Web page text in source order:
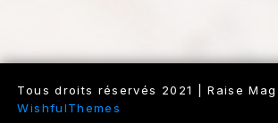
Tous droits réservés 2021 | Raise Mag
WishfulThemes